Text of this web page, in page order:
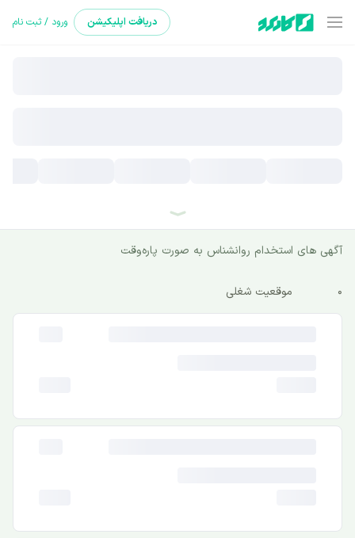
دریافت اپلیکیشن ورود / ثبت نام
آگهی های استخدام روانشناس به صورت پاره‌وقت
0 موقعیت شغلی